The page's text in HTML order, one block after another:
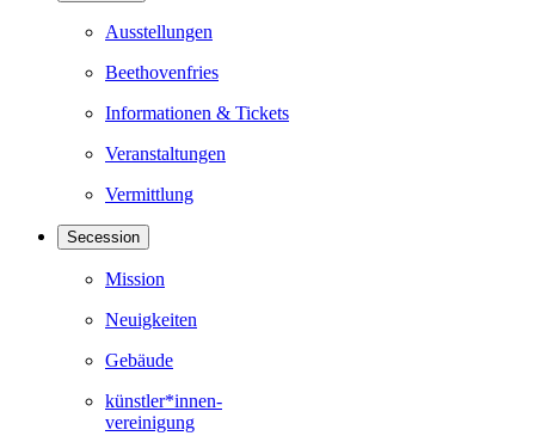
Ausstellungen
Beethovenfries
Informationen & Tickets
Veranstaltungen
Vermittlung
Secession
Mission
Neuigkeiten
Gebäude
künstler*innen-
vereinigung